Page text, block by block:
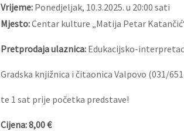
Vrijeme: Ponedjeljak, 10.3.2025. u 20:00 sati
Mjesto:Centar kulture „Matija Petar
Pretprodaja ulaznica: Edukacijsko-
Gradska knjižnica i čitaonica Valpovo (031/
te 1 sat prije početka predstave!
Cijena: 8,00 €